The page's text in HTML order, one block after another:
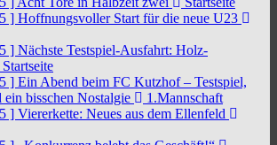
] Hoffnungsvoller Start für die neue U23
] Nächste Testspiel-Ausfahrt: Holz-
Startseite
] Ein Abend beim FC Kutzhof – Testspiel,
bisschen Nostalgie
1.Mannschaft
] Viererkette: Neues aus dem Ellenfeld